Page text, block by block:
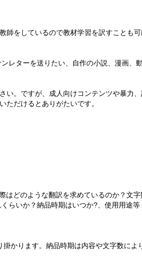
師をしているので教材学習を訳すことも可
レターを送りたい、自作の小説、漫画、
い。ですが、成人向けコンテンツや暴力
ただけるとありがたいです。
はどのような翻訳を求めているのか？文字
らいか？納品時期はいつか?、使用用途
かります。納品時期は内容や文字数によ